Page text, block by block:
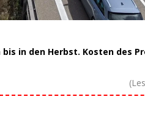
in den Herbst. Kosten des